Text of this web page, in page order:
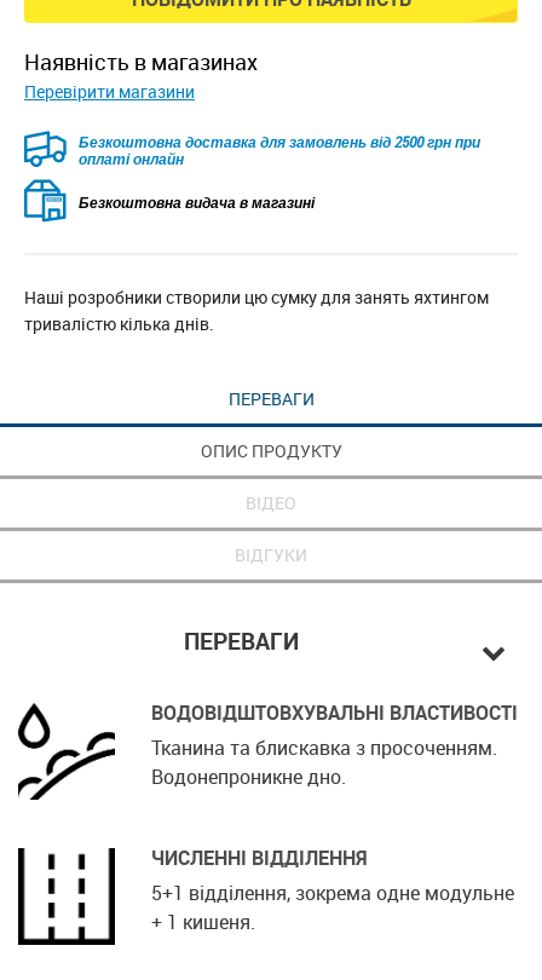
наявність в магазинах
Перевірити магазини
Безкоштовна доставка для замовлень від 2500 грн при
оплаті онлайн
Безкоштовна видача в магазині
Наші розробники створили цю сумку для занять яхтингом
тривалістю кілька днів.
ПЕРЕВАГИ
ОПИС ПРОДУКТУ
ВІДЕО
ВІДГУКИ
ПЕРЕВАГИ
ВОДОВІДШТОВХУВАЛЬНІ ВЛАСТИВОСТІ
Тканина та блискавка з просоченням.
Водонепроникне дно.
ЧИСЛЕННІ ВІДДІЛЕННЯ
5+1 відділення, зокрема одне модульне
+ 1 кишеня.